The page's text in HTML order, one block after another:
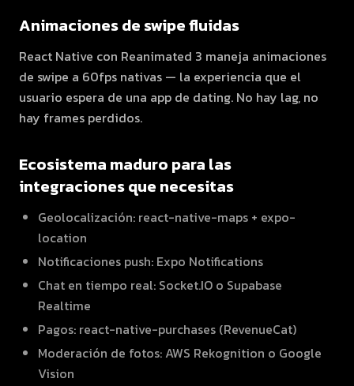
Animaciones de swipe fluidas
React Native con Reanimated 3 maneja animaciones
de swipe a 60fps nativas — la experiencia que el
usuario espera de una app de dating. No hay lag, no
hay frames perdidos.
Ecosistema maduro para las
integraciones que necesitas
Geolocalización: react-native-maps + expo-
location
Notificaciones push: Expo Notifications
Chat en tiempo real: Socket.IO o Supabase
Realtime
Pagos: react-native-purchases (RevenueCat)
Moderación de fotos: AWS Rekognition o Google
Vision